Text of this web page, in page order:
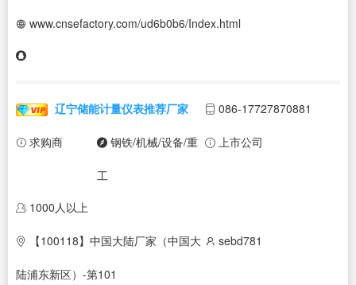
www.cnsefactory.com/ud6b0b6/Index.html
辽宁储能计量仪表推荐厂家 086-17727870881
求购商 钢铁/机械/设备/重
工
上市公司
1000人以上
【100118】中国大陆厂家（中国大
陆浦东新区）-第101
sebd781